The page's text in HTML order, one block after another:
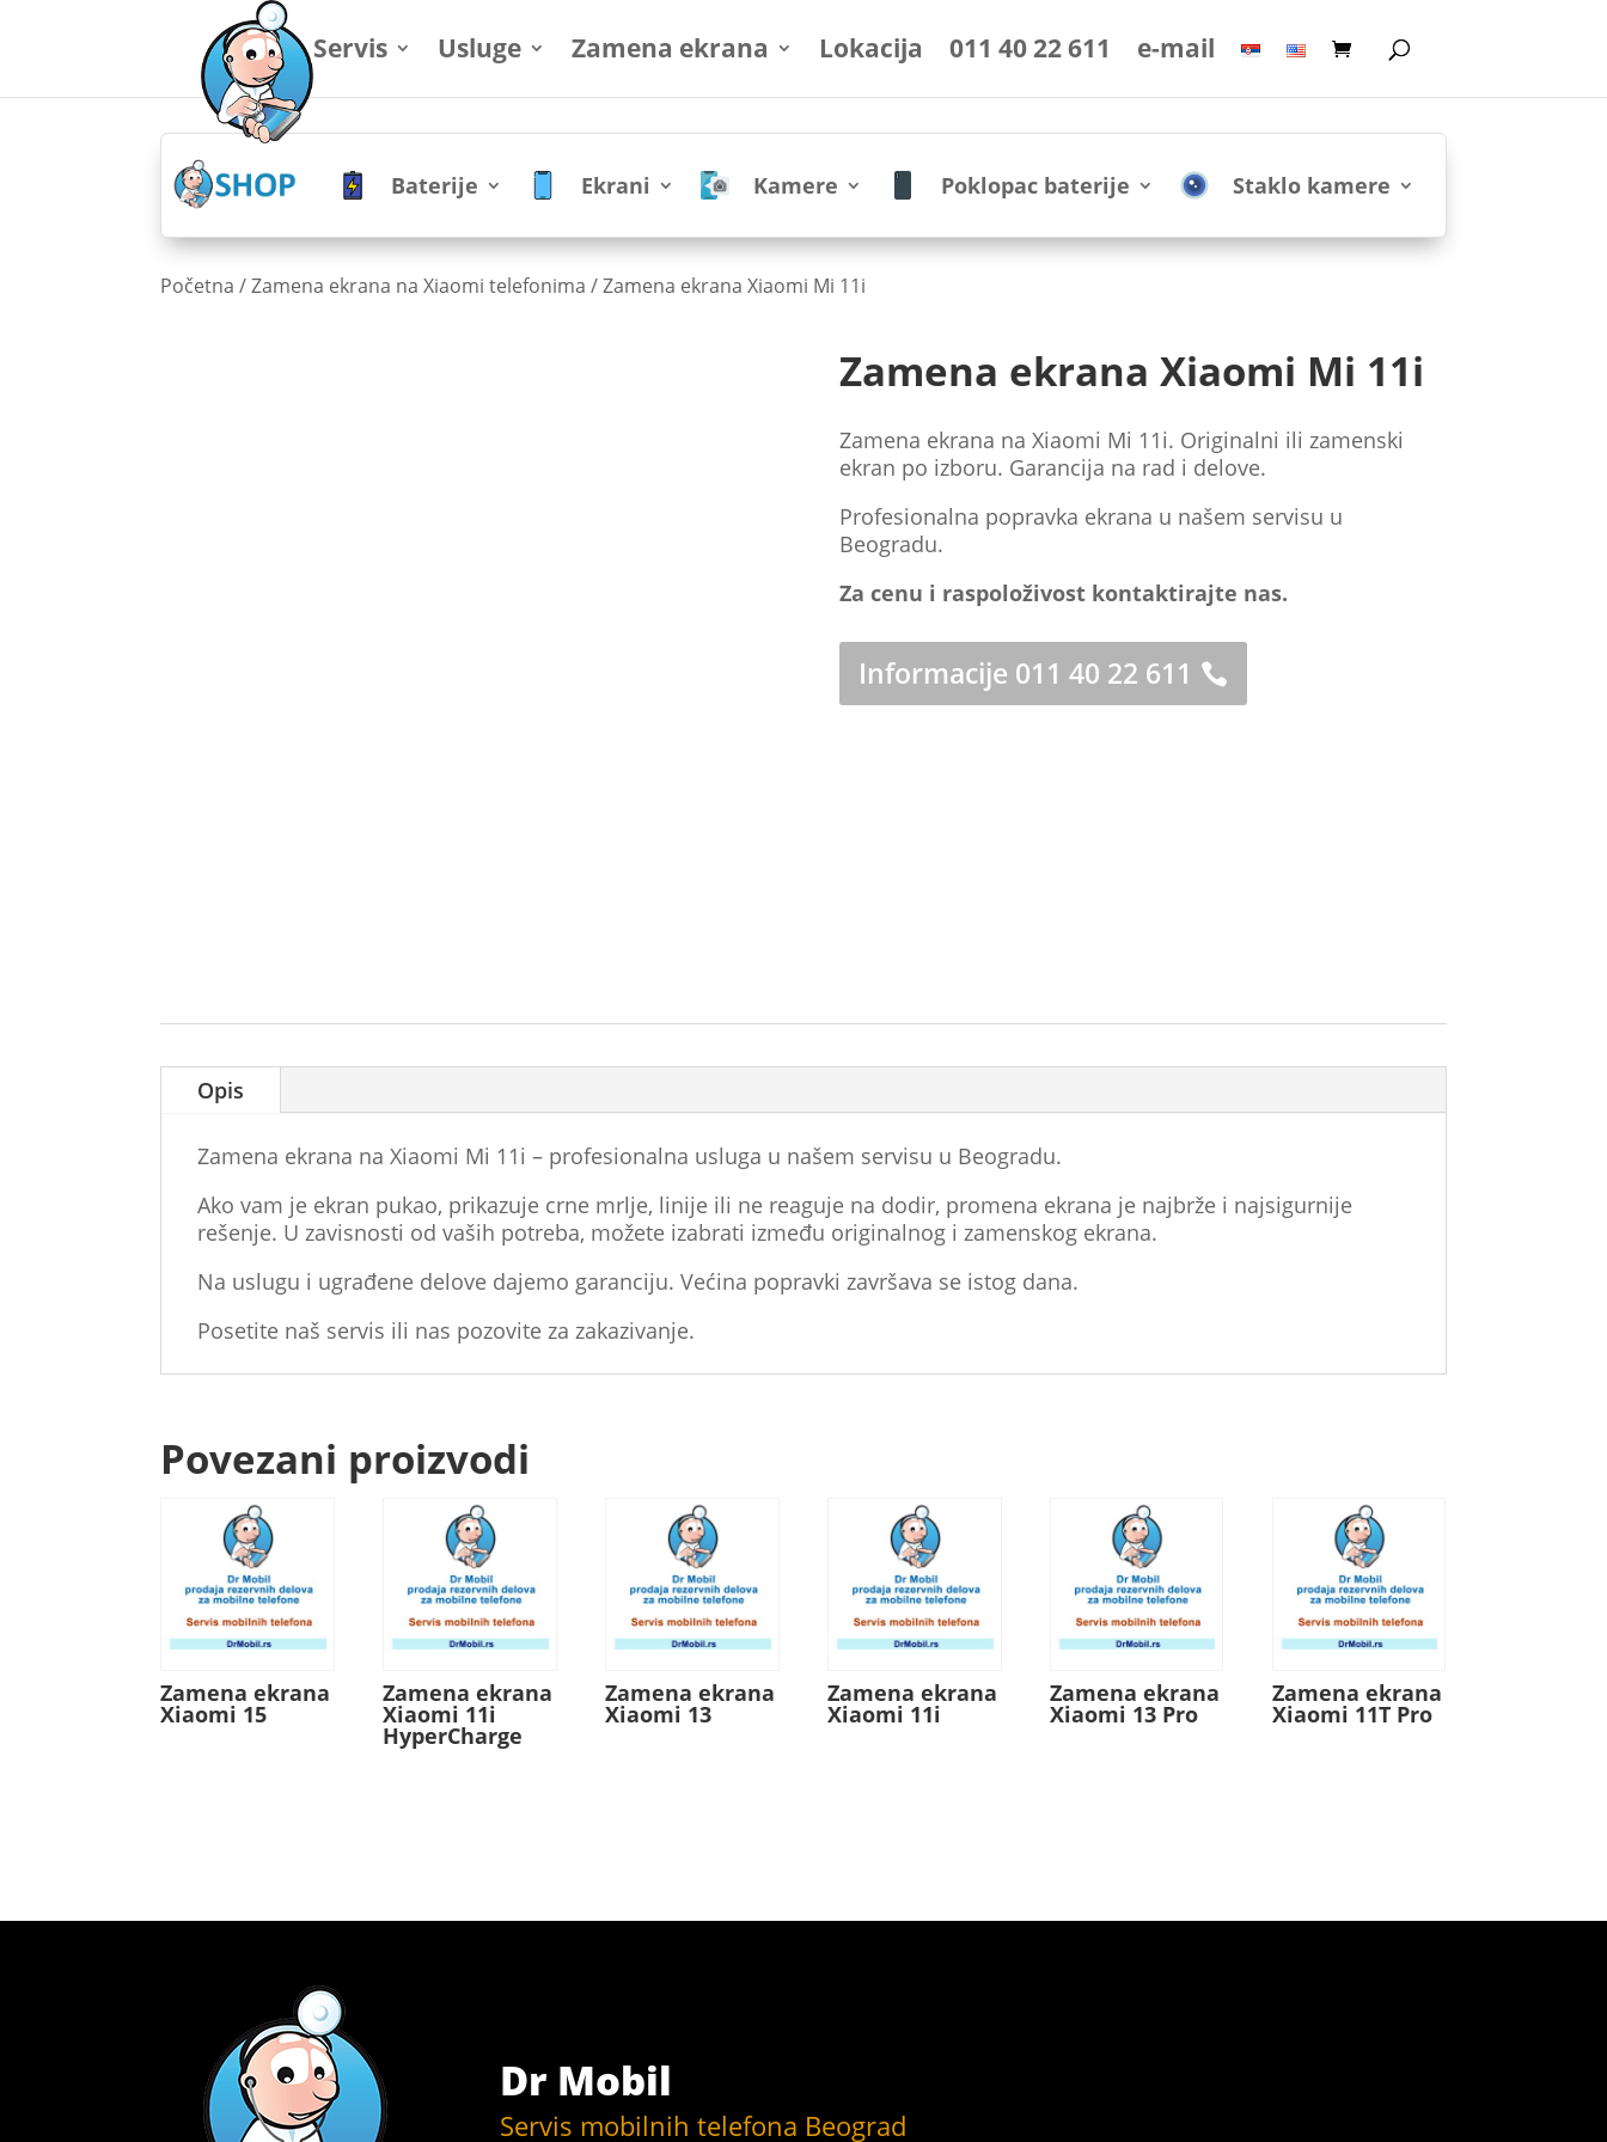
Servis Usluge Zamena ekrana Lokacija 011 40 22 611 e-mail
Baterije Ekrani Kamere Poklopac baterije Staklo kamere
Početna /Zamena ekrana na Xiaomi telefonima / Zamena ekrana Xiaomi Mi 11i
Zamena ekrana Xiaomi Mi 11i
Zamena ekrana na Xiaomi Mi 11i. Originalni ili zamenski
ekran po izboru. Garancija na rad i delove.
Profesionalna popravka ekrana u našem servisu u
Beogradu.
Za cenu i raspoloživost kontaktirajte nas.
Informacije 011 40 22 611
Opis
Zamena ekrana na Xiaomi Mi 11i – profesionalna usluga u našem servisu u Beogradu.
Ako vam je ekran pukao, prikazuje crne mrlje, linije ili ne reaguje na dodir, promena ekrana je najbrže i najsigurnije
rešenje. U zavisnosti od vaših potreba, možete izabrati između originalnog i zamenskog ekrana.
Na uslugu i ugrađene delove dajemo garanciju. Većina popravki završava se istog dana.
Posetite naš servis ili nas pozovite za zakazivanje.
Povezani proizvodi
Zamena ekrana
Xiaomi 15
Zamena ekrana
Xiaomi 11i
HyperCharge
Zamena ekrana
Xiaomi 13
Zamena ekrana
Xiaomi 11i
Zamena ekrana
Xiaomi 13 Pro
Zamena ekrana
Xiaomi 11T Pro
Dr Mobil
Servis mobilnih telefona Beograd